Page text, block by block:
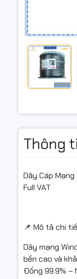
Thông
Dây Cáp
Full VAT
📌 Mô tả chi
Dây mạng
bền cao và
Đồng 99.9% –